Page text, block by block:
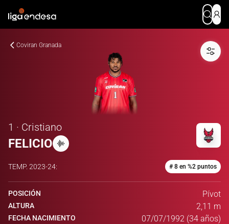
Coviran Granada
1 · Cristiano
FELICIO
TEMP. 2023-24: # 8 en %2 puntos
POSICIÓN Pívot
ALTURA 2,11 m
FECHA NACIMIENTO 07/07/1992 (34 años)